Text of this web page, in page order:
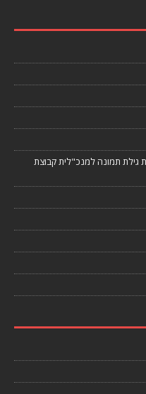
תמונה למנכ"לית קבוצת